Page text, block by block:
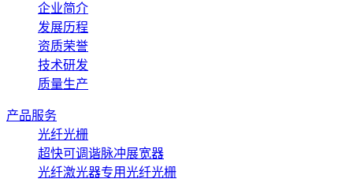
企业简介
发展历程
资质荣誉
技术研发
质量生产
产品服务
光纤光栅
超快可调谐脉冲展宽器
光纤激光器专用光纤光栅